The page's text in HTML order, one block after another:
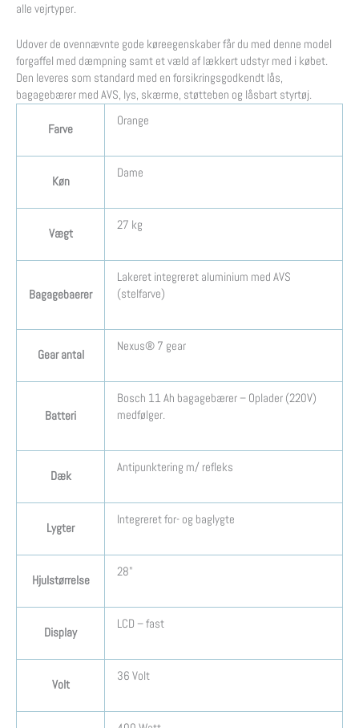
alle vejrtyper.
Udover de ovennævnte gode køreegenskaber får du med denne model
forgaffel med dæmpning samt et væld af lækkert udstyr med i købet.
Den leveres som standard med en forsikringsgodkendt lås,
bagagebærer med AVS, lys, skærme, støtteben og låsbart styrtøj.
Farve
Orange
Køn
Dame
Vægt
27 kg
Bagagebaerer
Lakeret integreret aluminium med AVS
(stelfarve)
Gear antal
Nexus® 7 gear
Batteri
Bosch 11 Ah bagagebærer – Oplader (220V)
medfølger.
Dæk
Antipunktering m/ refleks
Lygter
Integreret for- og baglygte
Hjulstørrelse
28"
Display
LCD – fast
Volt
36 Volt